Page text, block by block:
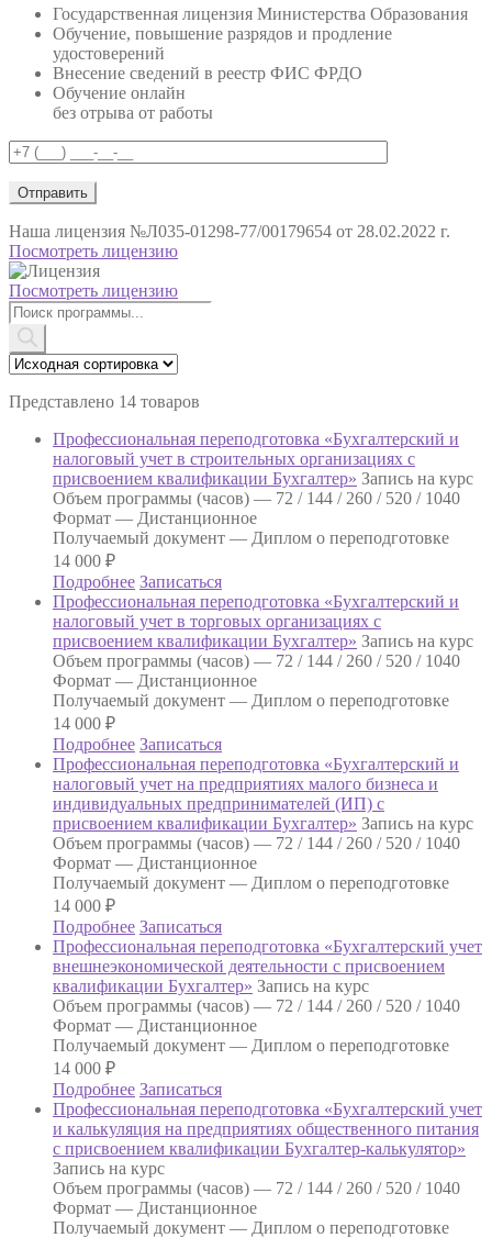
Государственная лицензия Министерства Образования
Обучение, повышение разрядов и продление
удостоверений
Внесение сведений в реестр ФИС ФРДО
Обучение онлайн
без отрыва от работы
Наша лицензия №Л035-01298-77/00179654 от 28.02.2022 г.
Посмотреть лицензию
Посмотреть лицензию
Поиск
товаров
Представлено 14 товаров
Профессиональная переподготовка «Бухгалтерский и
налоговый учет в строительных организациях с
присвоением квалификации Бухгалтер» Запись на курс
Объем программы (часов) — 72 / 144 / 260 / 520 / 1040
Формат — Дистанционное
Получаемый документ — Диплом о переподготовке
14 000 ₽
Подробнее Записаться
Профессиональная переподготовка «Бухгалтерский и
налоговый учет в торговых организациях с
присвоением квалификации Бухгалтер» Запись на курс
Объем программы (часов) — 72 / 144 / 260 / 520 / 1040
Формат — Дистанционное
Получаемый документ — Диплом о переподготовке
14 000 ₽
Подробнее Записаться
Профессиональная переподготовка «Бухгалтерский и
налоговый учет на предприятиях малого бизнеса и
индивидуальных предпринимателей (ИП) с
присвоением квалификации Бухгалтер» Запись на курс
Объем программы (часов) — 72 / 144 / 260 / 520 / 1040
Формат — Дистанционное
Получаемый документ — Диплом о переподготовке
14 000 ₽
Подробнее Записаться
Профессиональная переподготовка «Бухгалтерский учет
внешнеэкономической деятельности с присвоением
квалификации Бухгалтер» Запись на курс
Объем программы (часов) — 72 / 144 / 260 / 520 / 1040
Формат — Дистанционное
Получаемый документ — Диплом о переподготовке
14 000 ₽
Подробнее Записаться
Профессиональная переподготовка «Бухгалтерский учет
и калькуляция на предприятиях общественного питания
с присвоением квалификации Бухгалтер-калькулятор»
Запись на курс
Объем программы (часов) — 72 / 144 / 260 / 520 / 1040
Формат — Дистанционное
Получаемый документ — Диплом о переподготовке